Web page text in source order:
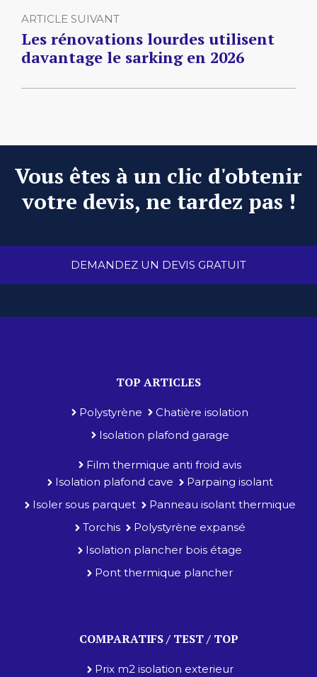
ARTICLE SUIVANT
Les rénovations lourdes utilisent
davantage le sarking en 2026
Vous êtes à un clic d'obtenir
votre devis, ne tardez pas !
DEMANDEZ UN DEVIS GRATUIT
TOP ARTICLES
Polystyrène
Chatière isolation
Isolation plafond garage
Film thermique anti froid avis
Isolation plafond cave
Parpaing isolant
Isoler sous parquet
Panneau isolant thermique
Torchis
Polystyrène expansé
Isolation plancher bois étage
Pont thermique plancher
COMPARATIFS / TEST / TOP
Prix m2 isolation exterieur